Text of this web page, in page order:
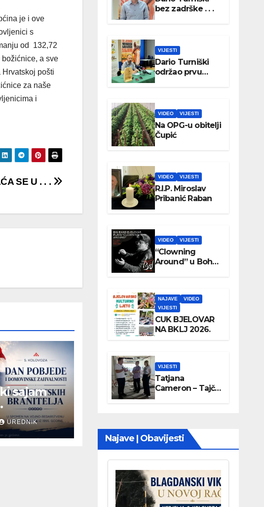
je i ove
s
od 132,72
a sve
pošti
za naše
i
SE U . . .
sajam
UREDNIK
bez zadrške . . .
VIJESTI
Dario Turniški
održao prvu
konferenciju za
VIDEO VIJESTI
Na OPG-u obitelji
Čupić
VIDEO VIJESTI
R.I.P. Miroslav
Pribanić Raban
VIDEO VIJESTI
“Clowning
Around” u Boho
parku
NAJAVE
VIDEO
VIJESTI
CUK BJELOVAR
NA BKLJ 2026.
VIJESTI
Tatjana
Cameron – Tajči
posjetila
Najave | Obavijesti